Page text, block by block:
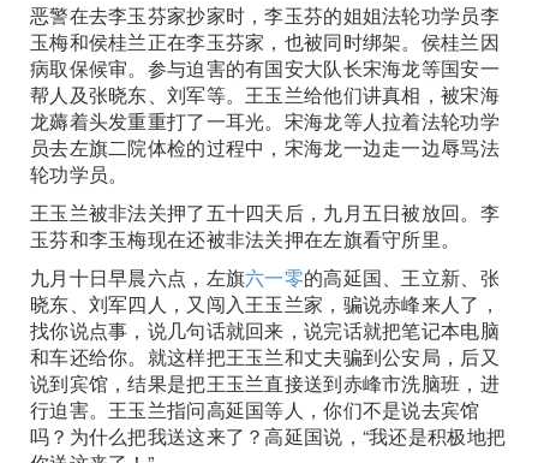
恶警在去李玉芬家抄家时，李玉芬的姐姐法轮功学员李
玉梅和侯桂兰正在李玉芬家，也被同时绑架。侯桂兰因
病取保候审。参与迫害的有国安大队长宋海龙等国安一
帮人及张晓东、刘军等。王玉兰给他们讲真相，被宋海
龙薅着头发重重打了一耳光。宋海龙等人拉着法轮功学
员去左旗二院体检的过程中，宋海龙一边走一边辱骂法
轮功学员。
王玉兰被非法关押了五十四天后，九月五日被放回。李
玉芬和李玉梅现在还被非法关押在左旗看守所里。
九月十日早晨六点，左旗六一零的高延国、王立新、张
晓东、刘军四人，又闯入王玉兰家，骗说赤峰来人了，
找你说点事，说几句话就回来，说完话就把笔记本电脑
和车还给你。就这样把王玉兰和丈夫骗到公安局，后又
说到宾馆，结果是把王玉兰直接送到赤峰市洗脑班，进
行迫害。王玉兰指问高延国等人，你们不是说去宾馆
吗？为什么把我送这来了？高延国说，“我还是积极地把